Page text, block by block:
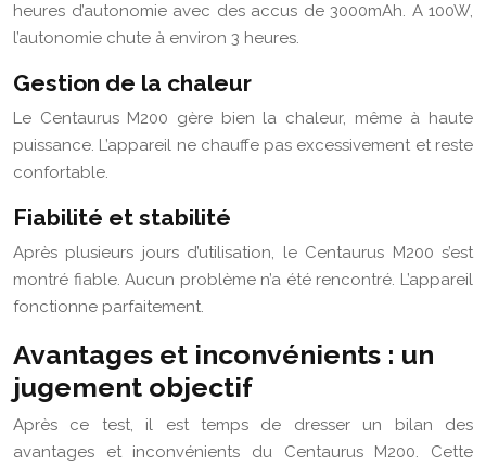
heures d’autonomie avec des accus de 3000mAh. A 100W,
l’autonomie chute à environ 3 heures.
Gestion de la chaleur
Le Centaurus M200 gère bien la chaleur, même à haute
puissance. L’appareil ne chauffe pas excessivement et reste
confortable.
Fiabilité et stabilité
Après plusieurs jours d’utilisation, le Centaurus M200 s’est
montré fiable. Aucun problème n’a été rencontré. L’appareil
fonctionne parfaitement.
Avantages et inconvénients : un
jugement objectif
Après ce test, il est temps de dresser un bilan des
avantages et inconvénients du Centaurus M200. Cette